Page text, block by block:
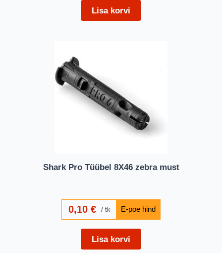
Lisa korvi
Shark Pro Tüübel 8X46 zebra must
0,10€ tk
Lisa korvi